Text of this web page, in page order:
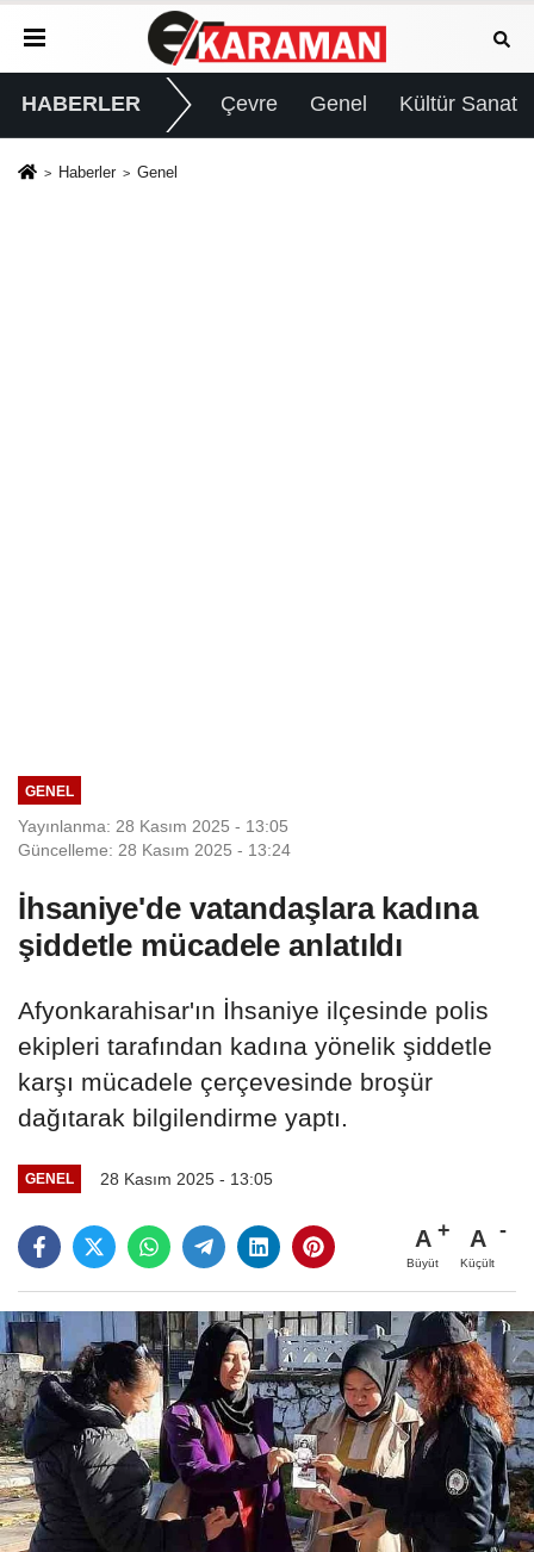
HABERLER Çevre Genel Kültür Sanat
Haberler Genel
GENEL
Yayınlanma: 28 Kasım 2025 - 13:05
Güncelleme: 28 Kasım 2025 - 13:24
İhsaniye'de vatandaşlara kadına
şiddetle mücadele anlatıldı
Afyonkarahisar'ın İhsaniye ilçesinde polis
ekipleri tarafından kadına yönelik şiddetle
karşı mücadele çerçevesinde broşür
dağıtarak bilgilendirme yaptı.
GENEL 28 Kasım 2025 - 13:05
A
Büyüt
A
Küçült